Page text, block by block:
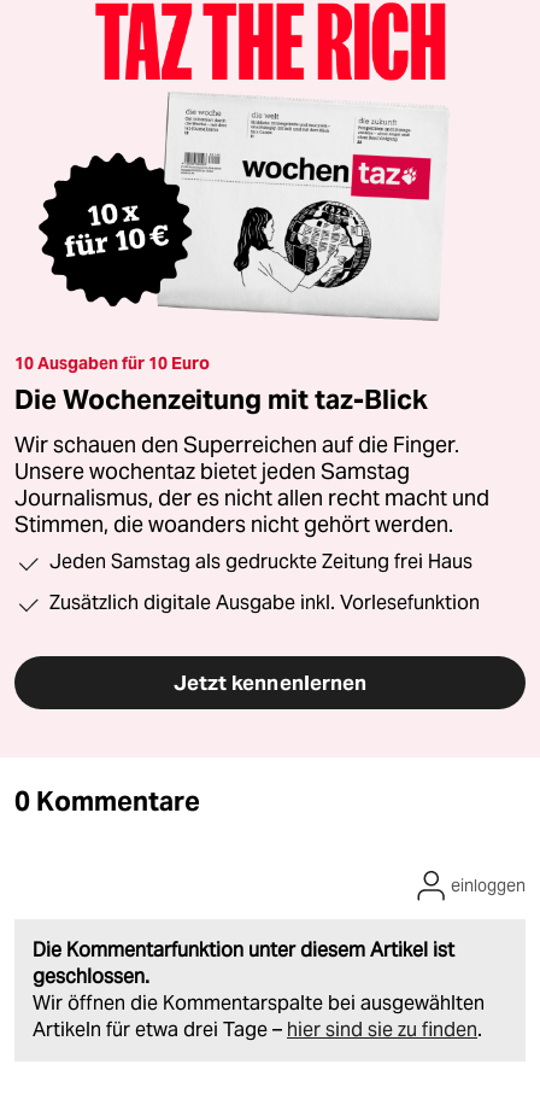
10 Ausgaben für 10 Euro
Die Wochenzeitung mit taz-Blick
Wir schauen den Superreichen auf die Finger.
Unsere wochentaz bietet jeden Samstag
Journalismus, der es nicht allen recht macht und
Stimmen, die woanders nicht gehört werden.
Jeden Samstag als gedruckte Zeitung frei Haus
Zusätzlich digitale Ausgabe inkl. Vorlesefunktion
Jetzt kennenlernen
0 Kommentare
Die Kommentarfunktion unter diesem Artikel ist
geschlossen.
Wir öffnen die Kommentarspalte bei ausgewählten
Artikeln für etwa drei Tage – hier sind sie zu finden.
einloggen